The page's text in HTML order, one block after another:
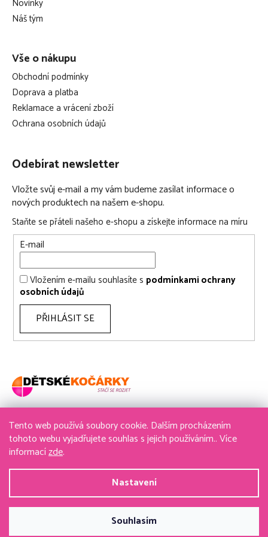
Tento web používá soubory cookie. Dalším procházením
tohoto webu vyjadřujete souhlas s jejich používáním.. Více
informacízde.
Nastavení
Souhlasím
údržba: lze prát na 60 °C
upozornění. Obrázky mají pouze informativní charakter.
Novinky
Náš tým
Vše o nákupu
Obchodní podmínky
Doprava a platba
Reklamace a vrácení zboží
Ochrana osobních údajů
Odebírat newsletter
Vložte svůj e-mail a my vám budeme zasílat informace o
nových produktech na našem e-shopu.
Staňte se přáteli našeho e-shopu a získejte informace na míru
E-mail
Vložením e-mailu souhlasíte s podmínkami ochrany
osobních údajů
PŘIHLÁSIT SE
736 611 204
obchod@detske-kocarky.cz
Vytvořil Shoptet&PekneWeby
detske-kocarky.cz. Všechna práva